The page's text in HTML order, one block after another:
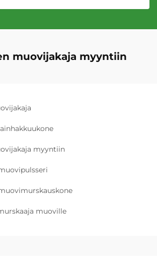
muovijakaja myyntiin
myyntiin
muoville